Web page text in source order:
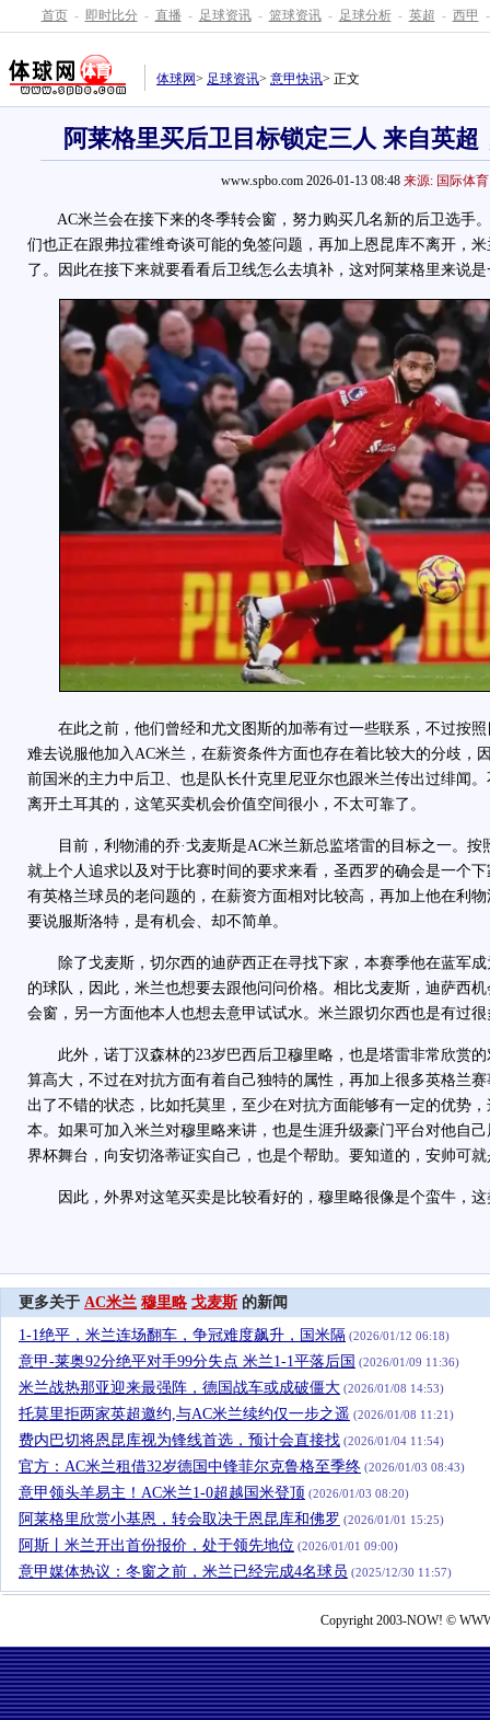
首页 - 即时比分 - 直播 - 足球资讯 - 篮球资讯 - 足球分析 - 英超 - 西甲 -
体球网> 足球资讯> 意甲快讯> 正文
阿莱格里买后卫目标锁定三人 来自英超
www.spbo.com 2026-01-13 08:48 来源: 国际体育
AC米兰会在接下来的冬季转会窗，努力购买几名新的后卫选手
们也正在跟弗拉霍维奇谈可能的免签问题，再加上恩昆库不离开，
了。因此在接下来就要看看后卫线怎么去填补，这对阿莱格里来说
在此之前，他们曾经和尤文图斯的加蒂有过一些联系，不过按照
难去说服他加入AC米兰，在薪资条件方面也存在着比较大的分歧，
前国米的主力中后卫、也是队长什克里尼亚尔也跟米兰传出过绯闻
离开土耳其的，这笔买卖机会价值空间很小，不太可靠了。
目前，利物浦的乔·戈麦斯是AC米兰新总监塔雷的目标之一。按
就上个人追求以及对于比赛时间的要求来看，圣西罗的确会是一个
有英格兰球员的老问题的，在薪资方面相对比较高，再加上他在利
要说服斯洛特，是有机会、却不简单。
除了戈麦斯，切尔西的迪萨西正在寻找下家，本赛季他在蓝军成
的球队，因此，米兰也想要去跟他问问价格。相比戈麦斯，迪萨西
会窗，另一方面他本人也想去意甲试试水。米兰跟切尔西也是有过
此外，诺丁汉森林的23岁巴西后卫穆里略，也是塔雷非常欣赏的
算高大，不过在对抗方面有着自己独特的属性，再加上很多英格兰
出了不错的状态，比如托莫里，至少在对抗方面能够有一定的优势
本。如果可加入米兰对穆里略来讲，也是生涯升级豪门平台对他自
界杯舞台，向安切洛蒂证实自己，也是个帮助。要知道的，安帅可
因此，外界对这笔买卖是比较看好的，穆里略很像是个蛮牛，这
更多关于 AC米兰 穆里略 戈麦斯 的新闻
1-1绝平，米兰连场翻车，争冠难度飙升，国米隔 (2026/01/12 06:18)
意甲-莱奥92分绝平对手99分失点 米兰1-1平落后国 (2026/01/09 11:36)
米兰战热那亚迎来最强阵，德国战车或成破僵大 (2026/01/08 14:53)
托莫里拒两家英超邀约,与AC米兰续约仅一步之遥 (2026/01/08 11:21)
费内巴切将恩昆库视为锋线首选，预计会直接找 (2026/01/04 11:54)
官方：AC米兰租借32岁德国中锋菲尔克鲁格至季终 (2026/01/03 08:43)
意甲领头羊易主！AC米兰1-0超越国米登顶 (2026/01/03 08:20)
阿莱格里欣赏小基恩，转会取决于恩昆库和佛罗 (2026/01/01 15:25)
阿斯丨米兰开出首份报价，处于领先地位 (2026/01/01 09:00)
意甲媒体热议：冬窗之前，米兰已经完成4名球员 (2025/12/30 11:57)
Copyright 2003-NOW! ©